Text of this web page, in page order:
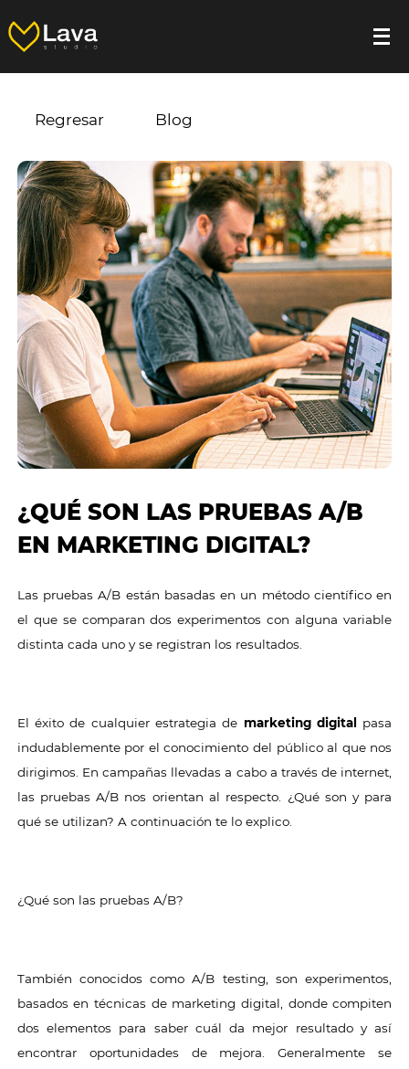
Regresar Blog
¿QUÉ SON LAS PRUEBAS A/B
EN MARKETING DIGITAL?
Las pruebas A/B están basadas en un método científico en
el que se comparan dos experimentos con alguna variable
distinta cada uno y se registran los resultados.
El éxito de cualquier estrategia de marketing digital
pasa
indudablemente por el conocimiento del público al que nos
dirigimos. En campañas llevadas a cabo a través de internet,
las pruebas A/B nos orientan al respecto. ¿Qué son y para
qué se utilizan? A continuación te lo explico.
¿Qué son las pruebas A/B?
También conocidos como A/B testing, son experimentos,
basados en técnicas de marketing digital, donde compiten
dos elementos para saber cuál da mejor resultado y así
encontrar oportunidades de mejora. Generalmente se